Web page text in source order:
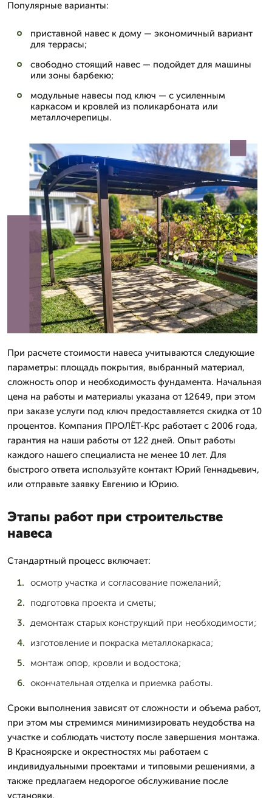
Популярные варианты:
приставной навес к дому — экономичный вариант
для террасы;
свободно стоящий навес — подойдет для машины
или зоны барбекю;
модульные навесы под ключ — с усиленным
каркасом и кровлей из поликарбоната или
металлочерепицы.
При расчете стоимости навеса учитываются следующие
параметры: площадь покрытия, выбранный материал,
сложность опор и необходимость фундамента. Начальная
цена на работы и материалы указана от 12649, при этом
при заказе услуги под ключ предоставляется скидка от 10
процентов. Компания ПРОЛЁТ-Крс работает с 2006 года,
гарантия на наши работы от 122 дней. Опыт работы
каждого нашего специалиста не менее 10 лет. Для
быстрого ответа используйте контакт Юрий Геннадьевич,
или отправьте заявку Евгению и Юрию.
Этапы работ при строительстве
навеса
Стандартный процесс включает:
осмотр участка и согласование пожеланий;
подготовка проекта и сметы;
демонтаж старых конструкций при необходимости;
изготовление и покраска металлокаркаса;
монтаж опор, кровли и водостока;
окончательная отделка и приемка работы.
Сроки выполнения зависят от сложности и объема работ,
при этом мы стремимся минимизировать неудобства на
участке и соблюдать чистоту после завершения монтажа.
В Красноярске и окрестностях мы работаем с
индивидуальными проектами и типовыми решениями, а
также предлагаем недорогое обслуживание после
установки.